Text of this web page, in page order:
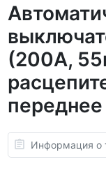
(200А,
Информация о